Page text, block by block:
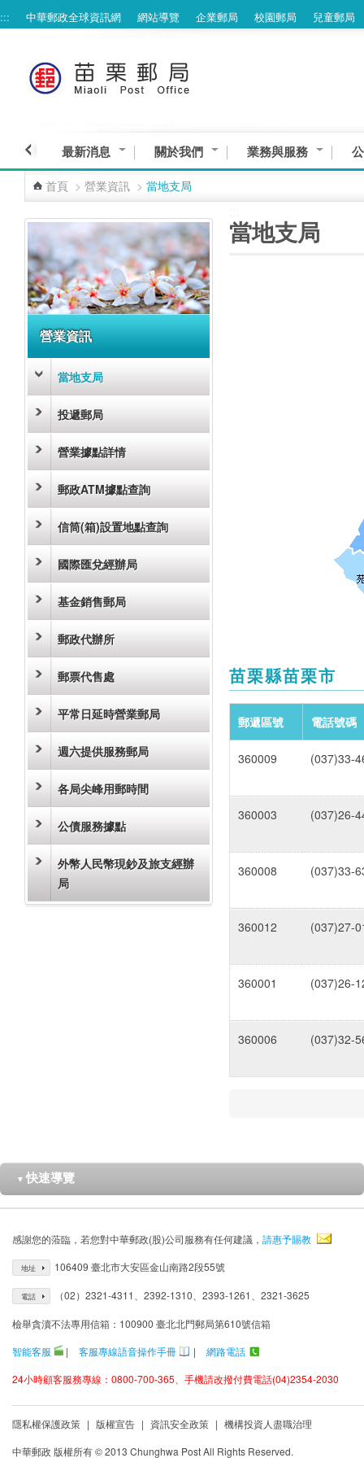
跳到主要內容區塊
::: 中華郵政全球資訊網 網站導覽 企業郵局 校園郵局 兒童郵局
最新消息 關於我們 業務與服務
首頁 > 營業資訊 > 當地支局
營業資訊
當地支局
投遞郵局
營業據點詳情
郵政ATM據點查詢
信筒(箱)設置地點查詢
國際匯兌經辦局
基金銷售郵局
郵政代辦所
郵票代售處
平常日延時營業郵局
週六提供服務郵局
各局尖峰用郵時間
公債服務據點
外幣人民幣現鈔及旅支經辦
局
當地支局
苗栗縣苗栗市
郵遞區號 電話號碼
360009 (037)33-
360003 (037)26-
360008 (037)33-
360012 (037)27-
360001 (037)26-
360006 (037)32-
▼ 快速導覽
感謝您的蒞臨，若您對中華郵政(股)公司服務有任何建議， 請惠予賜教
地址 106409 臺北市大安區金山南路2段55號
電話 （02）2321-4311、2392-1310、2393-1261、2321-3625
檢舉貪瀆不法專用信箱：100900 臺北北門郵局第610號信箱
智能客服
| 客服專線語音操作手冊 |
網路電話
24小時顧客服務專線：0800-700-365、手機請改撥付費電話(04)2354-2030
隱私權保護政策 | 版權宣告 | 資訊安全政策 | 機構投資人盡職治理
中華郵政 版權所有 © 2013 Chunghwa Post All Rights Reserved.